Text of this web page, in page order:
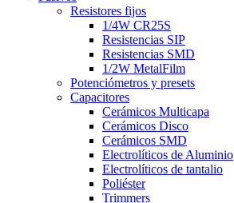
Resistores fijos
1/4W CR25S
Resistencias SIP
Resistencias SMD
1/2W MetalFilm
Potenciómetros y presets
Capacitores
Cerámicos Multicapa
Cerámicos Disco
Cerámicos SMD
Electrolíticos de Aluminio
Electrolíticos de tantalio
Poliéster
Trimmers